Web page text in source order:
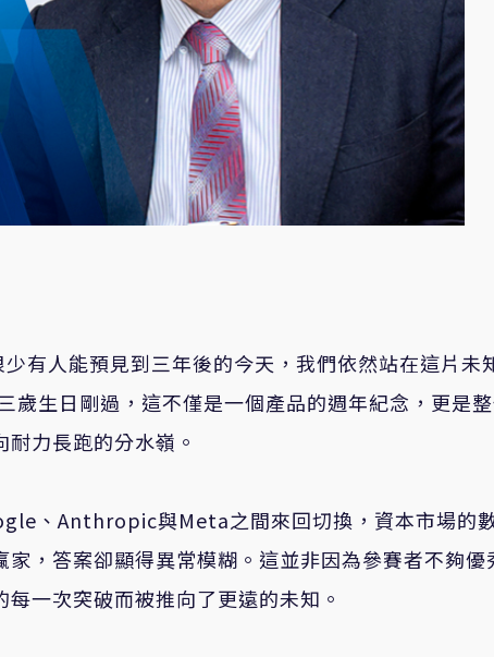
有人能預見到三年後的今天，我們依然站在這片未
生日剛過，這不僅是一個產品的週年紀念，更是
力長跑的分水嶺。
、Anthropic與Meta之間來回切換，資本市場的
，答案卻顯得異常模糊。這並非因為參賽者不夠優
一次突破而被推向了更遠的未知。